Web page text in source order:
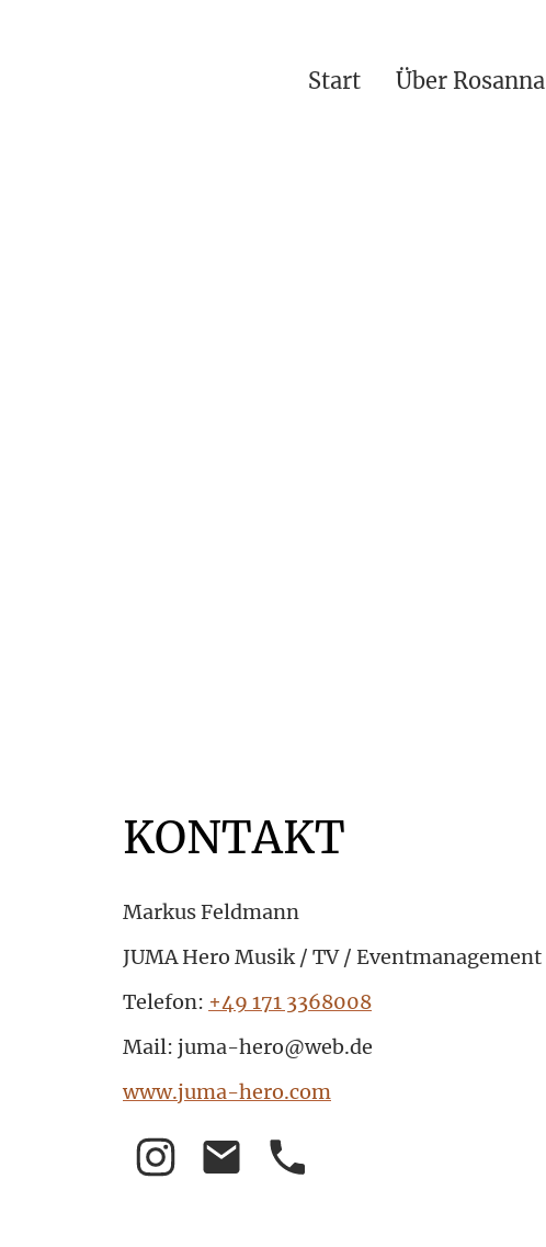
Start Über Rosanna
KONTAKT
Markus Feldmann
JUMA Hero Musik / TV / Eventmanagement
Telefon: +49 171 3368008
Mail: juma-hero@web.de
www.juma-hero.com